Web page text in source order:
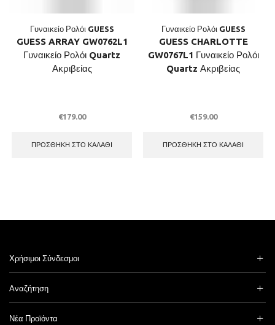
Γυναικείο Ρολόι GUESS
GUESS ARRAY GW0762L1
Γυναικείο Ρολόι Quartz
Ακριβείας
€179.00
ΠΡΟΣΘΉΚΗ ΣΤΟ ΚΑΛΆΘΙ
Γυναικείο Ρολόι GUESS
GUESS CHARLOTTE
GW0767L1 Γυναικείο Ρολόι
Quartz Ακριβείας
€159.00
ΠΡΟΣΘΉΚΗ ΣΤΟ ΚΑΛΆΘΙ
Χρήσιμοι Σύνδεσμοι
Αναζήτηση
Νέα Προϊόντα